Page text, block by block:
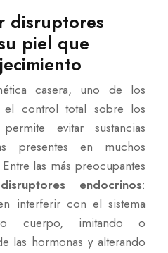
disruptores
piel que
casera, uno de los
el control total sobre los
evitar sustancias
presentes en muchos
las más preocupantes
disruptores endocrinos:
interferir con el sistema
cuerpo, imitando o
las hormonas y alterando